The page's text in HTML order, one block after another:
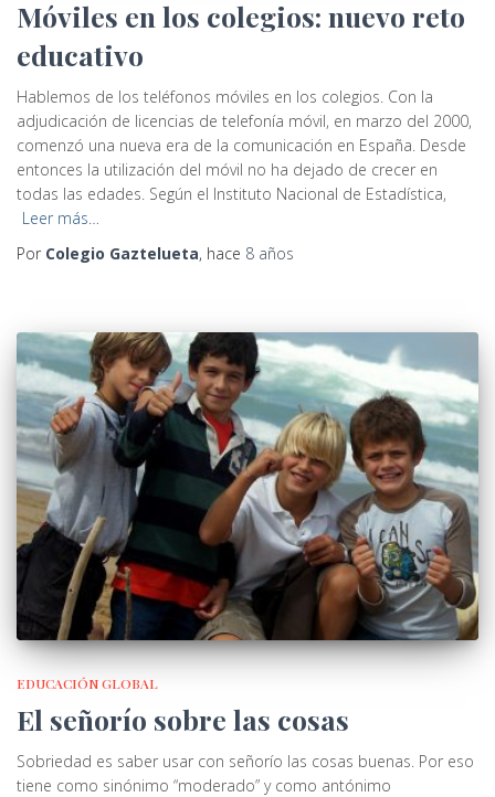
Móviles en los colegios: nuevo reto
educativo
Hablemos de los teléfonos móviles en los colegios. Con la
adjudicación de licencias de telefonía móvil, en marzo del 2000,
comenzó una nueva era de la comunicación en España. Desde
entonces la utilización del móvil no ha dejado de crecer en
todas las edades. Según el Instituto Nacional de Estadística,
Leer más…
Por Colegio Gaztelueta, hace 8 años
EDUCACIÓN GLOBAL
El señorío sobre las cosas
Sobriedad es saber usar con señorío las cosas buenas. Por eso
tiene como sinónimo “moderado” y como antónimo